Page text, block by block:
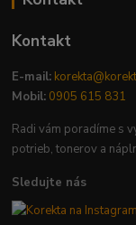
Kontakt
E-mail:
Mobil: 0905 615 831
Radi vám poradíme s
potrieb, tonerov a
Sledujte nás